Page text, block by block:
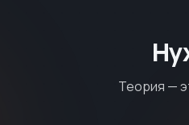
Теория —